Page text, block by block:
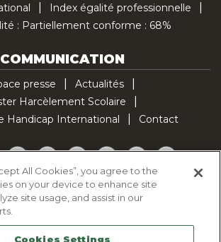
Index égalité professionnelle
: Partiellement conforme : 68%
COMMUNICATION
presse
Actualités
Harcèlement Scolaire
Handicap International
Contact
Facebook
TwitterYouTubePinterestInstagramLinkedInTikTok
d'utilisation des cookies
de confidentialité
Mentions légales
All Cookies”, you agree to the
on your device to enhance site
site usage, and assist in our
Cookies Settings